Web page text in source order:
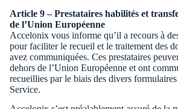
Article 9 – Prestataires habilités et
de l’Union Européenne
Accelonix vous informe qu’il a recours à
pour faciliter le recueil et le traitement des
avez communiquées. Ces prestataires
dehors de l’Union Européenne et ont
recueillies par le biais des divers
Service.